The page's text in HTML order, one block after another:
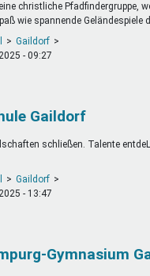
christliche Pfadfindergruppe,
wie spannende Geländespiele
Gaildorf
- 09:27
Gaildorf
schließen. Talente
Gaildorf
- 13:47
Gymnasium